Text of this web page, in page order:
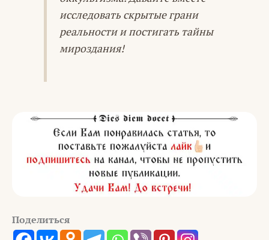
исследовать скрытые грани
реальности и постигать тайны
мироздания!
Поделиться